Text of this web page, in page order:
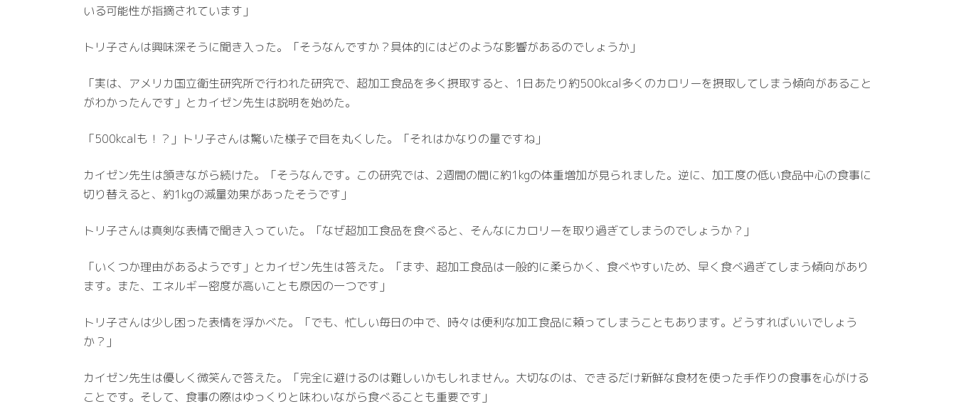
いる可能性が指摘されています」
トリ子さんは興味深そうに聞き入った。「そうなんですか？具体的にはどのような影響があるのでしょうか」
「実は、アメリカ国立衛生研究所で行われた研究で、超加工食品を多く摂取すると、1日あたり約500kcal多くのカロリーを摂取してしまう傾向があること
がわかったんです」とカイゼン先生は説明を始めた。
「500kcalも！？」トリ子さんは驚いた様子で目を丸くした。「それはかなりの量ですね」
カイゼン先生は頷きながら続けた。「そうなんです。この研究では、2週間の間に約1kgの体重増加が見られました。逆に、加工度の低い食品中心の食事に
切り替えると、約1kgの減量効果があったそうです」
トリ子さんは真剣な表情で聞き入っていた。「なぜ超加工食品を食べると、そんなにカロリーを取り過ぎてしまうのでしょうか？」
「いくつか理由があるようです」とカイゼン先生は答えた。「まず、超加工食品は一般的に柔らかく、食べやすいため、早く食べ過ぎてしまう傾向があり
ます。また、エネルギー密度が高いことも原因の一つです」
トリ子さんは少し困った表情を浮かべた。「でも、忙しい毎日の中で、時々は便利な加工食品に頼ってしまうこともあります。どうすればいいでしょう
か？」
カイゼン先生は優しく微笑んで答えた。「完全に避けるのは難しいかもしれません。大切なのは、できるだけ新鮮な食材を使った手作りの食事を心がける
ことです。そして、食事の際はゆっくりと味わいながら食べることも重要です」